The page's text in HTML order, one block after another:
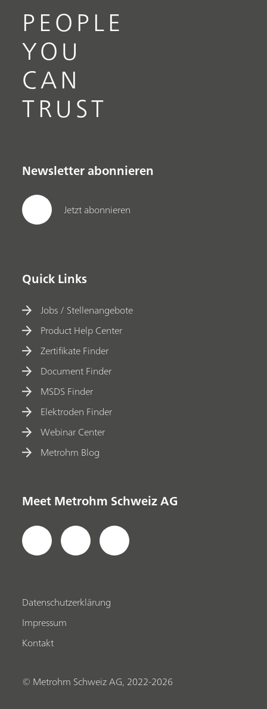
PEOPLE
YOU
CAN
TRUST
Newsletter abonnieren
Jetzt abonnieren
Quick Links
Jobs / Stellenangebote
Product Help Center
Zertifikate Finder
Document Finder
MSDS Finder
Elektroden Finder
Webinar Center
Metrohm Blog
Meet Metrohm Schweiz AG
Datenschutzerklärung
Impressum
Kontakt
© Metrohm Schweiz AG, 2022-2026